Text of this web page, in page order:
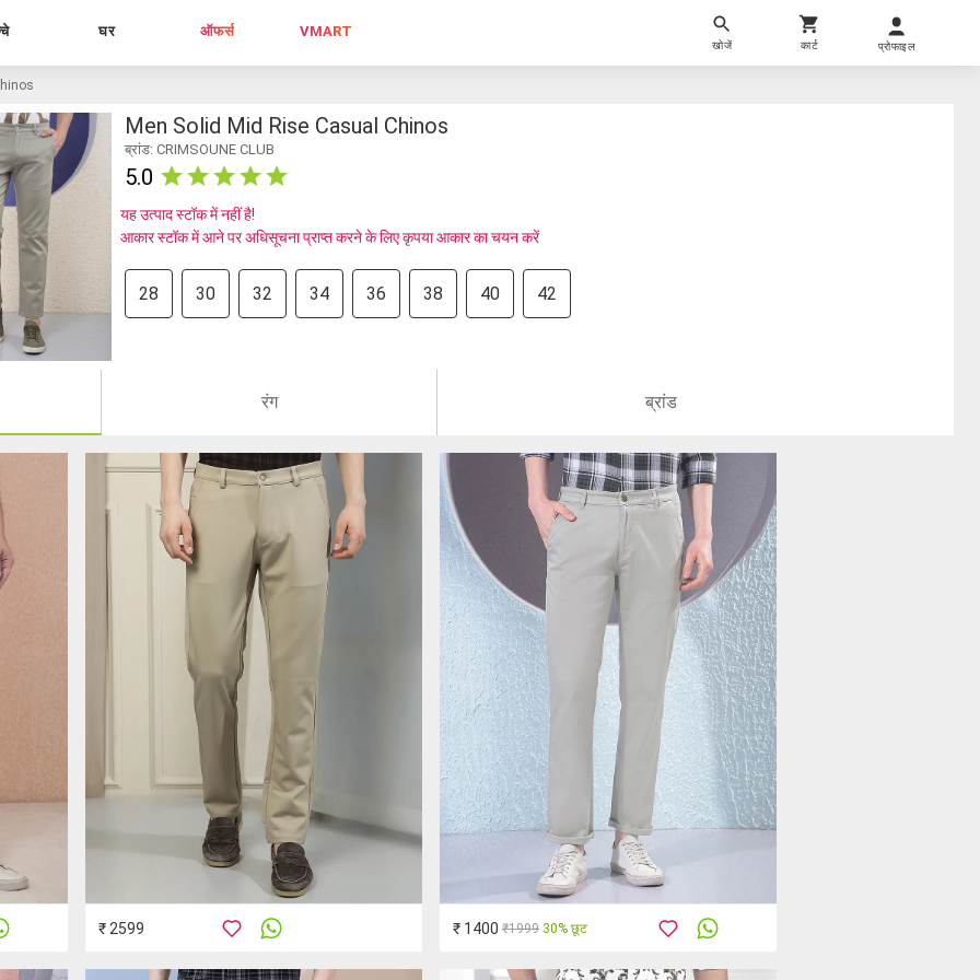
घर ऑफर्स VMART
खोजें कार्ट प्रोफाइल
Men Solid Mid Rise Casual Chinos
ब्रांड: CRIMSOUNE CLUB
5.0
यह उत्पाद स्टॉक में नहीं है!
आकार स्टॉक में आने पर अधिसूचना प्राप्त करने के लिए कृपया आकार का चयन करें
28 30 32 34 36 38 40 42
रंग ब्रांड
₹ 2599 ₹ 1400 ₹1999 30% छूट